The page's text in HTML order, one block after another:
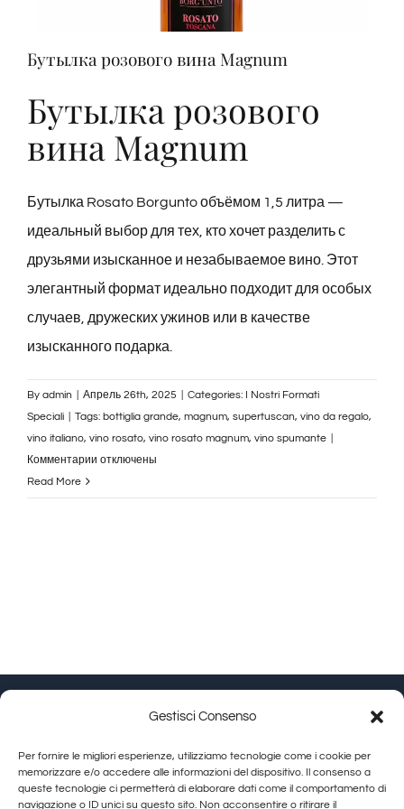
Gestisci Consenso
Per fornire le migliori esperienze, utilizziamo tecnologie come i cookie per
memorizzare e/o accedere alle informazioni del dispositivo. Il consenso a
queste tecnologie ci permetterà di elaborare dati come il comportamento di
navigazione o ID unici su questo sito. Non acconsentire o ritirare il
Блоги
Контакты
Amazon
Ebay
Бутылка розового вина Magnum
Бутылка розового
вина Magnum
Бутылка Rosato Borgunto объёмом 1,5 литра —
идеальный выбор для тех, кто хочет разделить с
друзьями изысканное и незабываемое вино. Этот
элегантный формат идеально подходит для особых
случаев, дружеских ужинов или в качестве
изысканного подарка.
By admin Апрель 26th, 2025 Categories: I Nostri Formati
Speciali
Tags: bottiglia grande, magnum, supertuscan, vino da regalo,
vino italiano, vino rosato, vino rosato magnum, vino spumante
Комментариик
Bottiglia
отключены
Read More
Calamandrei 145 Arezzo (AR) |Cookie Policy|Privacy
Policy